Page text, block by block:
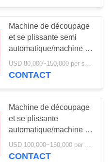
de
de
carton
10
carton
13
Machine de découpage
et se plissante semi
automatique/machine de
découpage automatique
USD 80,000~150,000 per set MOQ:1 ensemble
CONTACT
Machine de découpage
et se plissante
automatique/machine se
plissante de carton
USD 100,000~150,000 per set MOQ:1 ensemble
CONTACT